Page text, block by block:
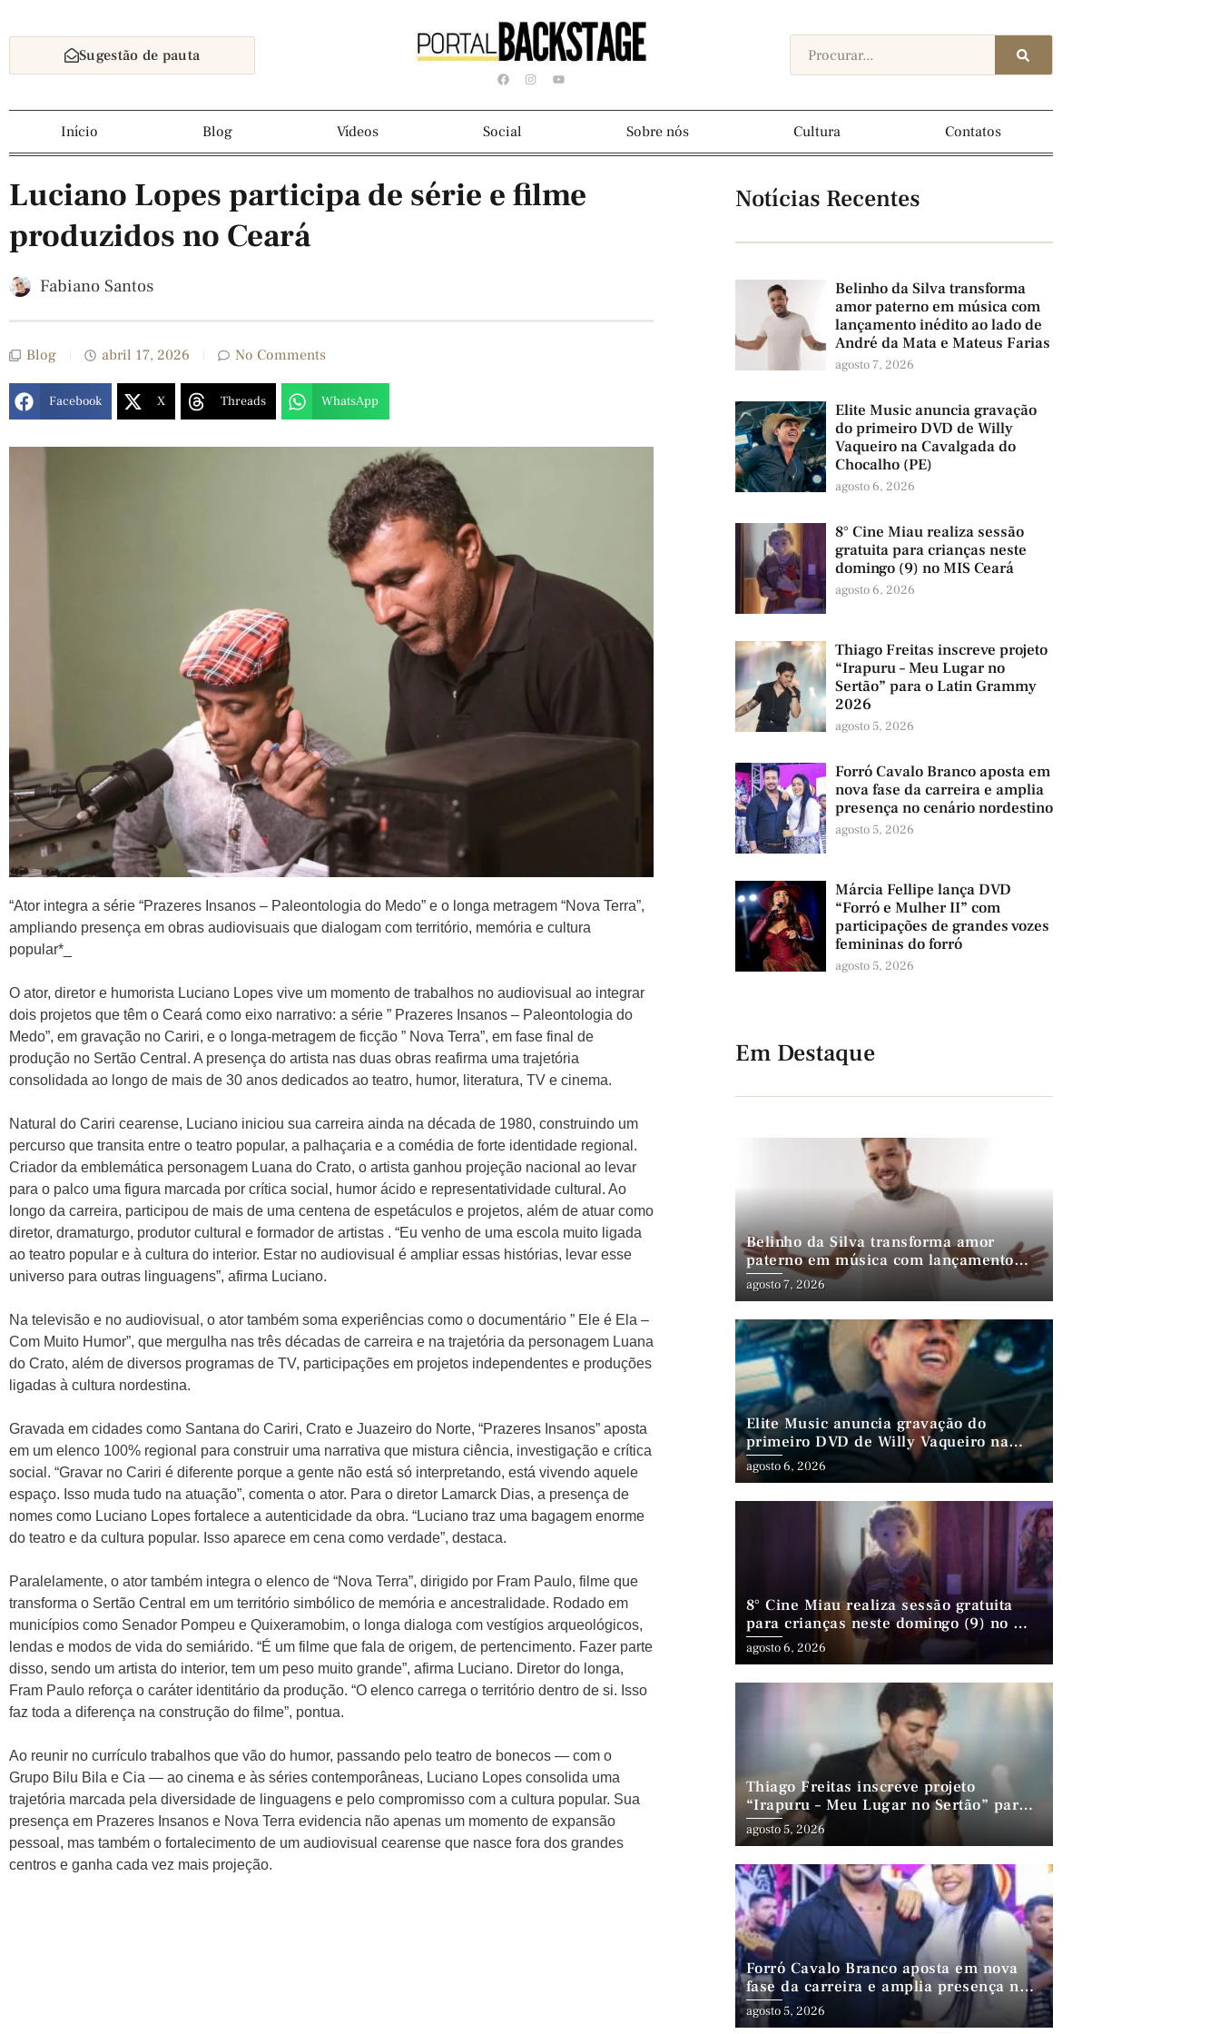
Sugestão de pauta
Início Blog Vídeos Social Sobre nós Cultura Contatos
Luciano Lopes participa de série e filme
produzidos no Ceará
Fabiano Santos
Blog abril 17, 2026 No Comments
Facebook X Threads WhatsApp
“Ator integra a série “Prazeres Insanos – Paleontologia do Medo” e o longa metragem “Nova Terra”,
ampliando presença em obras audiovisuais que dialogam com território, memória e cultura
popular*_
O ator, diretor e humorista Luciano Lopes vive um momento de trabalhos no audiovisual ao integrar
dois projetos que têm o Ceará como eixo narrativo: a série ” Prazeres Insanos – Paleontologia do
Medo”, em gravação no Cariri, e o longa-metragem de ficção ” Nova Terra”, em fase final de
produção no Sertão Central. A presença do artista nas duas obras reafirma uma trajetória
consolidada ao longo de mais de 30 anos dedicados ao teatro, humor, literatura, TV e cinema.
Natural do Cariri cearense, Luciano iniciou sua carreira ainda na década de 1980, construindo um
percurso que transita entre o teatro popular, a palhaçaria e a comédia de forte identidade regional.
Criador da emblemática personagem Luana do Crato, o artista ganhou projeção nacional ao levar
para o palco uma figura marcada por crítica social, humor ácido e representatividade cultural. Ao
longo da carreira, participou de mais de uma centena de espetáculos e projetos, além de atuar como
diretor, dramaturgo, produtor cultural e formador de artistas . “Eu venho de uma escola muito ligada
ao teatro popular e à cultura do interior. Estar no audiovisual é ampliar essas histórias, levar esse
universo para outras linguagens”, afirma Luciano.
Na televisão e no audiovisual, o ator também soma experiências como o documentário ” Ele é Ela –
Com Muito Humor”, que mergulha nas três décadas de carreira e na trajetória da personagem Luana
do Crato, além de diversos programas de TV, participações em projetos independentes e produções
ligadas à cultura nordestina.
Gravada em cidades como Santana do Cariri, Crato e Juazeiro do Norte, “Prazeres Insanos” aposta
em um elenco 100% regional para construir uma narrativa que mistura ciência, investigação e crítica
social. “Gravar no Cariri é diferente porque a gente não está só interpretando, está vivendo aquele
espaço. Isso muda tudo na atuação”, comenta o ator. Para o diretor Lamarck Dias, a presença de
nomes como Luciano Lopes fortalece a autenticidade da obra. “Luciano traz uma bagagem enorme
do teatro e da cultura popular. Isso aparece em cena como verdade”, destaca.
Paralelamente, o ator também integra o elenco de “Nova Terra”, dirigido por Fram Paulo, filme que
transforma o Sertão Central em um território simbólico de memória e ancestralidade. Rodado em
municípios como Senador Pompeu e Quixeramobim, o longa dialoga com vestígios arqueológicos,
lendas e modos de vida do semiárido. “É um filme que fala de origem, de pertencimento. Fazer parte
disso, sendo um artista do interior, tem um peso muito grande”, afirma Luciano. Diretor do longa,
Fram Paulo reforça o caráter identitário da produção. “O elenco carrega o território dentro de si. Isso
faz toda a diferença na construção do filme”, pontua.
Ao reunir no currículo trabalhos que vão do humor, passando pelo teatro de bonecos — com o
Grupo Bilu Bila e Cia — ao cinema e às séries contemporâneas, Luciano Lopes consolida uma
trajetória marcada pela diversidade de linguagens e pelo compromisso com a cultura popular. Sua
presença em Prazeres Insanos e Nova Terra evidencia não apenas um momento de expansão
pessoal, mas também o fortalecimento de um audiovisual cearense que nasce fora dos grandes
centros e ganha cada vez mais projeção.
Notícias Recentes
Belinho da Silva transforma
amor paterno em música com
lançamento inédito ao lado de
André da Mata e Mateus Farias
agosto 7, 2026
Elite Music anuncia gravação
do primeiro DVD de Willy
Vaqueiro na Cavalgada do
Chocalho (PE)
agosto 6, 2026
8° Cine Miau realiza sessão
gratuita para crianças neste
domingo (9) no MIS Ceará
agosto 6, 2026
Thiago Freitas inscreve projeto
“Irapuru – Meu Lugar no
Sertão” para o Latin Grammy
2026
agosto 5, 2026
Forró Cavalo Branco aposta em
nova fase da carreira e amplia
presença no cenário nordestino
agosto 5, 2026
Márcia Fellipe lança DVD
“Forró e Mulher II” com
participações de grandes vozes
femininas do forró
agosto 5, 2026
Em Destaque
Belinho da Silva transforma amor
paterno em música com lançamento
inédito ao lado de André da Mata e
Mateus Farias
agosto 7, 2026
Elite Music anuncia gravação do
primeiro DVD de Willy Vaqueiro na
Cavalgada do Chocalho (PE)
agosto 6, 2026
8° Cine Miau realiza sessão gratuita
para crianças neste domingo (9) no MIS
Ceará
agosto 6, 2026
Thiago Freitas inscreve projeto
“Irapuru – Meu Lugar no Sertão” para o
Latin Grammy 2026
agosto 5, 2026
Forró Cavalo Branco aposta em nova
fase da carreira e amplia presença no
cenário nordestino
agosto 5, 2026